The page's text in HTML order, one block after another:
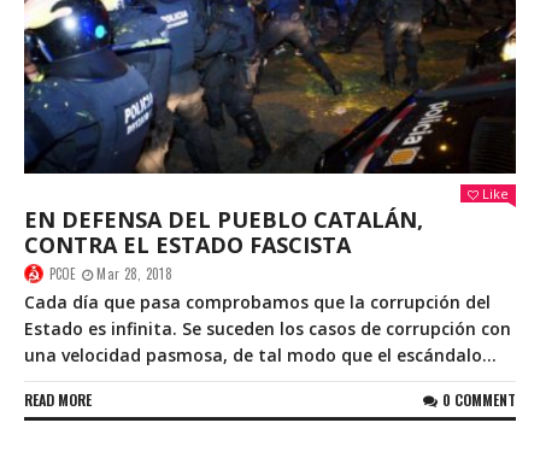
Like
EN DEFENSA DEL PUEBLO CATALÁN,
CONTRA EL ESTADO FASCISTA
PCOE Mar 28, 2018
Cada día que pasa comprobamos que la corrupción del
Estado es infinita. Se suceden los casos de corrupción con
una velocidad pasmosa, de tal modo que el escándalo...
READ MORE 0 COMMENT